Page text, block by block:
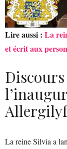
Lire aussi : La
et écrit aux
La reine Silvia a